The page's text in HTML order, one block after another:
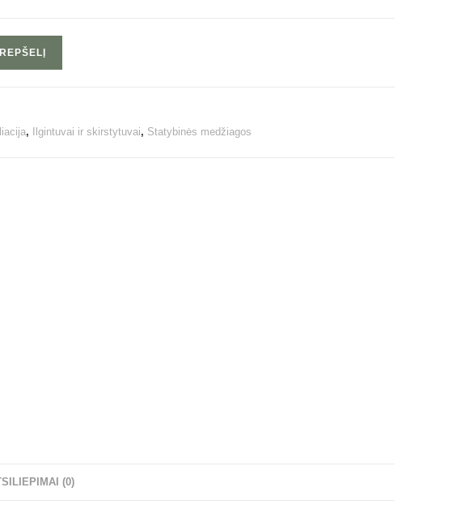
, Ilgintuvai ir skirstytuvai, Statybinės medžiagos
(0)